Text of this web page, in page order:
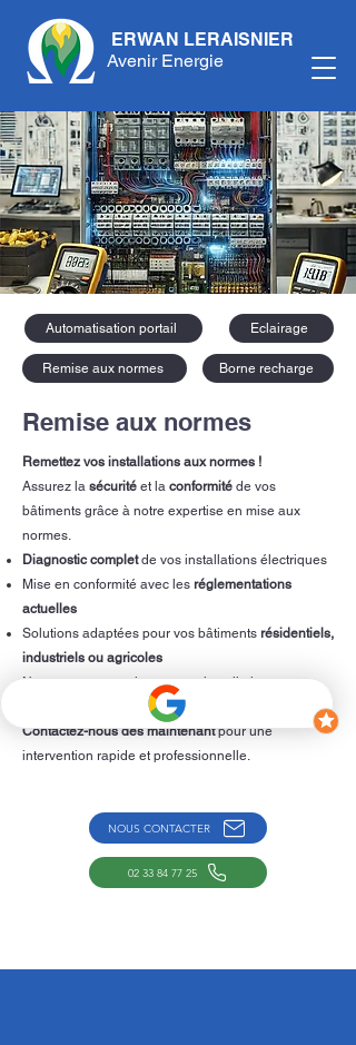
ERWAN LERAISNIER
Avenir Energie
Automatisation portail
Remise aux normes
Eclairage
Borne recharge
Remise aux normes
Remettez vos installations aux normes !
Assurez la sécurité et la conformité de vos
bâtiments grâce à notre expertise en mise aux
normes.
Diagnostic completde vos installations électriques
Mise en conformité avec les réglementations
actuelles
Solutions adaptées pour vos bâtiments résidentiels,
industriels ou agricoles
Ne prenez aucun risque : une installation aux
normes protège vos biens et vos occupants.
Contactez-nous dès maintenantpour une
intervention rapide et professionnelle.
NOUS CONTACTER
02 33 84 77 25